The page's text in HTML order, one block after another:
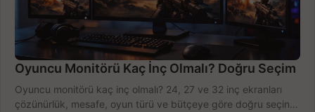
Oyuncu Monitörü Kaç İnç Olmalı? Doğru Seçim
Oyuncu monitörü kaç inç olmalı? 24, 27 ve 32 inç ekranları
çözünürlük, mesafe, oyun türü ve bütçeye göre doğru seçin,